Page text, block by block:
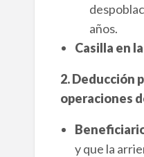
años.
Casilla en
2. Deducción
operaciones
y que la